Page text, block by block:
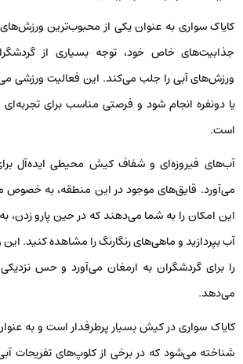
کایاک سواری در کیش
کایاک سواری به ‌عنوان یکی از محبوب‌ترین
جذابیت‌های خاص خود، توجه بسیاری از
ورزش‌های آبی را جلب می‌کند. این فعالیت ورزشی
یا دونفره انجام شود و فرصتی مناسب برای
است.